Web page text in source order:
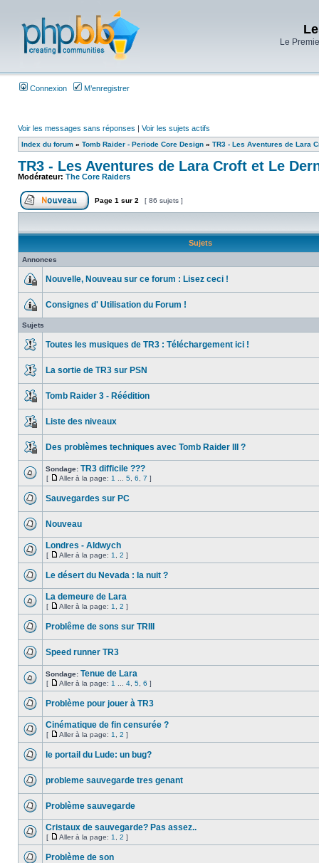
Le
Connexion M’enregistrer
Voir les messages sans réponses | Voir les sujets actifs
Index du forum » Tomb Raider - Periode Core Design » TR3 - Les Aventures de Lara
TR3 - Les Aventures de Lara Croft et Le
Modérateur: The Core Raiders
Page 1 sur 2 [ 86 sujets ]
Sujets
Annonces
Nouvelle, Nouveau sur ce forum : Lisez ceci !
Consignes d' Utilisation du Forum !
Sujets
Toutes les musiques de TR3 : Téléchargement ici !
La sortie de TR3 sur PSN
Tomb Raider 3 - Réédition
Liste des niveaux
Des problèmes techniques avec Tomb Raider III ?
Sondage: TR3 difficile ???
[ Aller à la page: 1 5 6 7 ]
Sauvegardes sur PC
Nouveau
Londres - Aldwych
[ Aller à la page: 1 2 ]
Le désert du Nevada : la nuit ?
La demeure de Lara
[ Aller à la page: 1 2 ]
Problême de sons sur TRIII
Speed runner TR3
Sondage: Tenue de Lara
[ Aller à la page: 1 4 5 6 ]
Problème pour jouer à TR3
Cinématique de fin censurée ?
[ Aller à la page: 1 2 ]
le portail du Lude: un bug?
probleme sauvegarde tres genant
Problème sauvegarde
Cristaux de sauvegarde? Pas assez..
[ Aller à la page: 1 2 ]
Problème de son